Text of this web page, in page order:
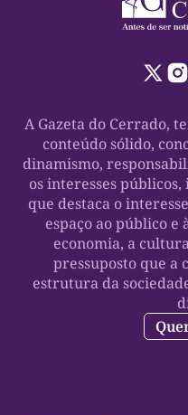
A Gazeta do Cerrado,
conteúdo sólido,
dinamismo,
os interesses
que destaca o
espaço ao público e
economia, a
pressuposto que a
estrutura da